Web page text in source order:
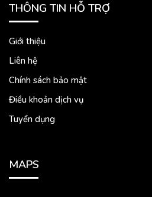
THÔNG TIN HỖ TRỢ
Giới thiệu
Liên hệ
Chính sách bảo mật
Điều khoản dịch vụ
Tuyển dụng
MAPS